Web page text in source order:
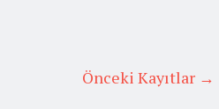
Önceki Kayıtlar →